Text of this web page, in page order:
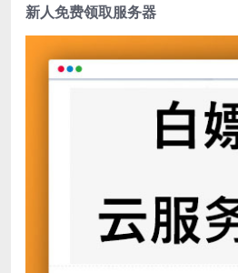
新人免费领取服务器